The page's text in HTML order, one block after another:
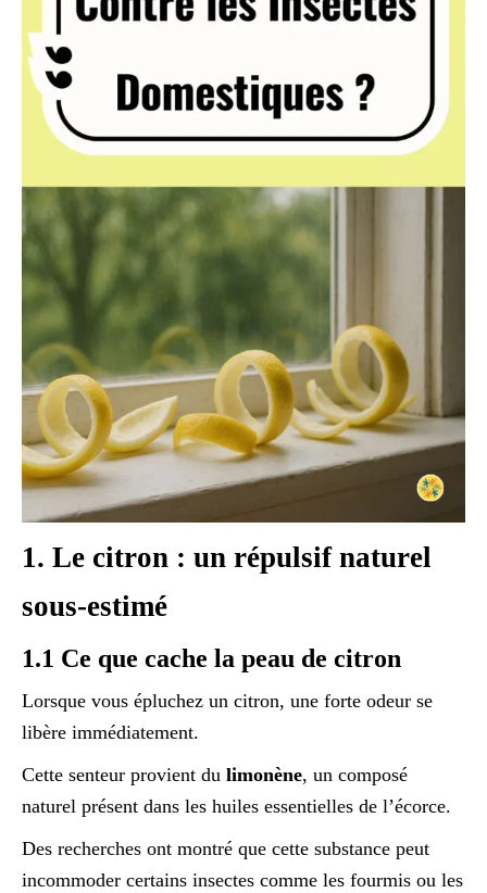
1. Le citron : un répulsif naturel
sous-estimé
1.1 Ce que cache la peau de citron
Lorsque vous épluchez un citron, une forte odeur se
libère immédiatement.
Cette senteur provient du limonène, un composé
naturel présent dans les huiles essentielles de l’écorce.
Des recherches ont montré que cette substance peut
incommoder certains insectes comme les fourmis ou les